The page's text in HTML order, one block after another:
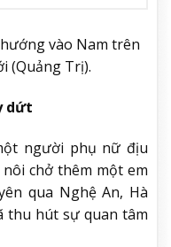
vào Nam trên
(Quảng Trị).
dứt
người phụ nữ địu
chở thêm một em
qua Nghệ An, Hà
thu hút sự quan tâm